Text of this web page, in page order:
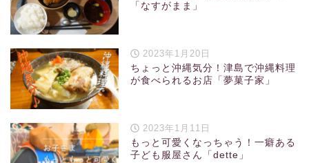
「なすがまま」
2023年1月20日
ちょっと沖縄気分！津島で沖縄料理
が食べられるお店「夢菓子家」
2023年1月11日
もっと可愛くなっちゃう！一癖ある
子ども服屋さん「dette」